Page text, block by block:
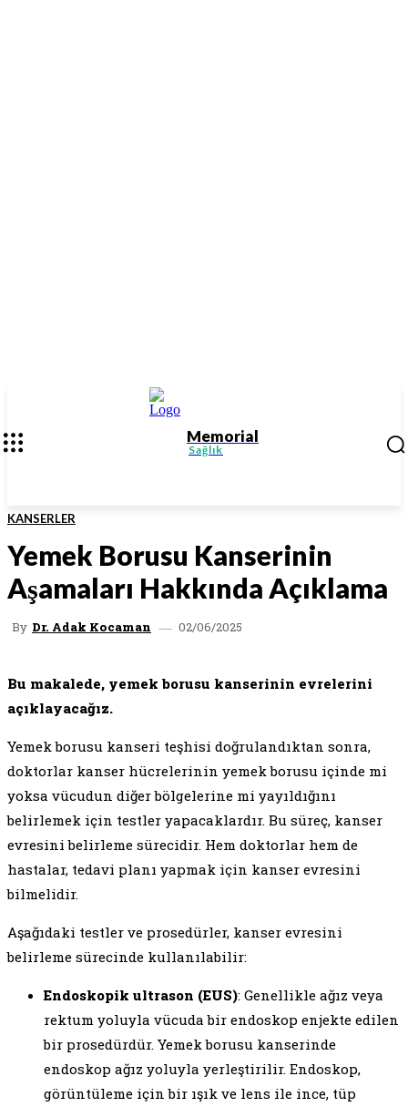
Memorial
Sağlık
KANSERLER
Yemek Borusu Kanserinin
Aşamaları Hakkında Açıklama
By Dr. Adak Kocaman 02/06/2025
Bu makalede, yemek borusu kanserinin evrelerini
açıklayacağız.
Yemek borusu kanseri teşhisi doğrulandıktan sonra,
doktorlar kanser hücrelerinin yemek borusu içinde mi
yoksa vücudun diğer bölgelerine mi yayıldığını
belirlemek için testler yapacaklardır. Bu süreç, kanser
evresini belirleme sürecidir. Hem doktorlar hem de
hastalar, tedavi planı yapmak için kanser evresini
bilmelidir.
Aşağıdaki testler ve prosedürler, kanser evresini
belirleme sürecinde kullanılabilir:
Endoskopik ultrason (EUS): Genellikle ağız veya
rektum yoluyla vücuda bir endoskop enjekte edilen
bir prosedürdür. Yemek borusu kanserinde
endoskop ağız yoluyla yerleştirilir. Endoskop,
görüntüleme için bir ışık ve lens ile ince, tüp